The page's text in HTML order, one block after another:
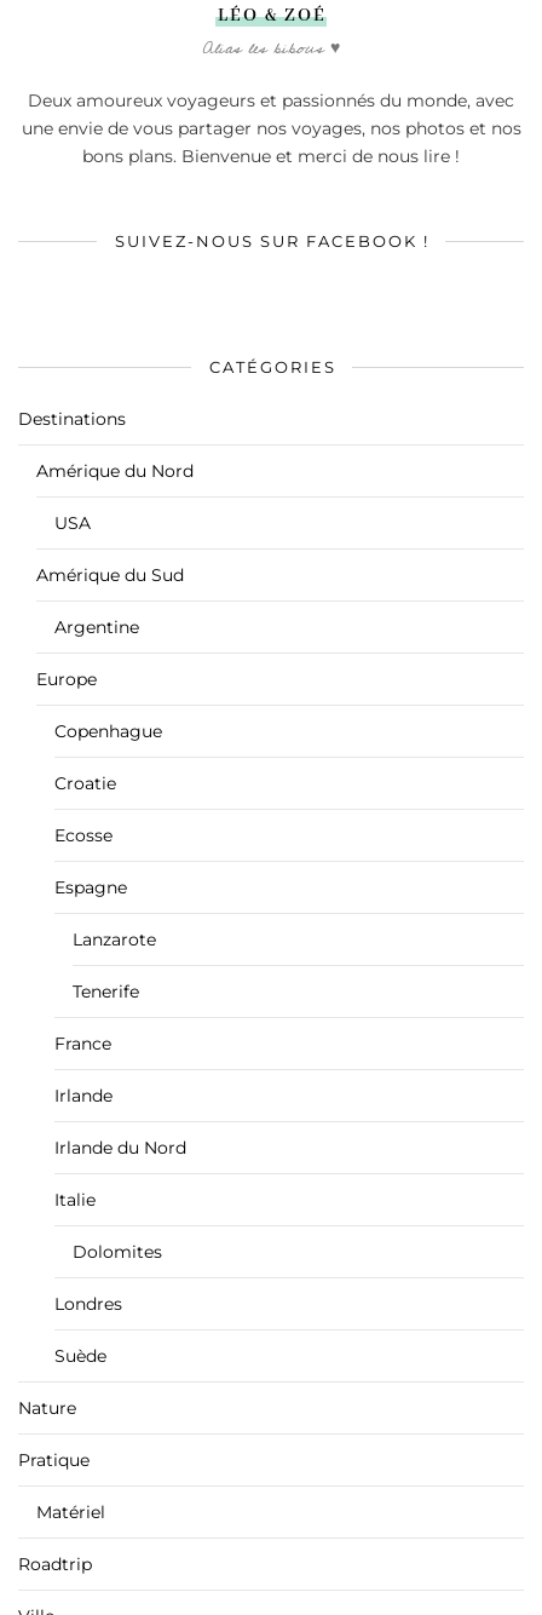
LÉO & ZOÉ
Alias les bibous ♥
Deux amoureux voyageurs et passionnés du monde, avec
une envie de vous partager nos voyages, nos photos et nos
bons plans. Bienvenue et merci de nous lire !
SUIVEZ-NOUS SUR FACEBOOK !
CATÉGORIES
Destinations
Amérique du Nord
USA
Amérique du Sud
Argentine
Europe
Copenhague
Croatie
Ecosse
Espagne
Lanzarote
Tenerife
France
Irlande
Irlande du Nord
Italie
Dolomites
Londres
Suède
Nature
Pratique
Matériel
Roadtrip